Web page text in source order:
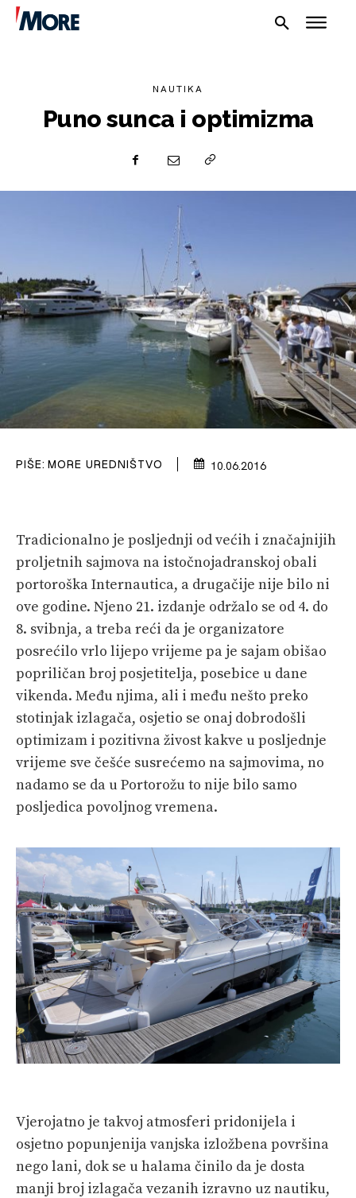
PLOVIDBA
SPIZA
VELIKE PRIČE
PRETPLATA
NAUTIKA
Puno sunca i optimizma
PIŠE: MORE UREDNIŠTVO 10.06.2016
Tradicionalno je posljednji od većih i značajnijih
proljetnih sajmova na istočnojadranskoj obali
portoroška Internautica, a drugačije nije bilo ni
ove godine. Njeno 21. izdanje održalo se od 4. do
8. svibnja, a treba reći da je organizatore
posrećilo vrlo lijepo vrijeme pa je sajam obišao
popriličan broj posjetitelja, posebice u dane
vikenda. Među njima, ali i među nešto preko
stotinjak izlagača, osjetio se onaj dobrodošli
optimizam i pozitivna živost kakve u posljednje
vrijeme sve češće susrećemo na sajmovima, no
nadamo se da u Portorožu to nije bilo samo
posljedica povoljnog vremena.
Vjerojatno je takvoj atmosferi pridonijela i
osjetno popunjenija vanjska izložbena površina
nego lani, dok se u halama činilo da je dosta
manji broj izlagača vezanih izravno uz nautiku,